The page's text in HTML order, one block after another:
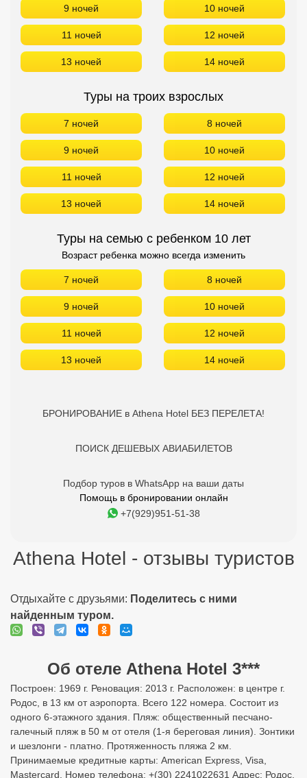
9 ночей 10 ночей
11 ночей 12 ночей
13 ночей 14 ночей
Туры на троих взрослых
7 ночей 8 ночей
9 ночей 10 ночей
11 ночей 12 ночей
13 ночей 14 ночей
Туры на семью с ребенком 10 лет
Возраст ребенка можно всегда изменить
7 ночей 8 ночей
9 ночей 10 ночей
11 ночей 12 ночей
13 ночей 14 ночей
БРОНИРОВАНИЕ в Athena Hotel БЕЗ ПЕРЕЛЕТА!
ПОИСК ДЕШЕВЫХ АВИАБИЛЕТОВ
Подбор туров в WhatsApp на ваши даты
Помощь в бронировании онлайн
+7(929)951-51-38
Athena Hotel - отзывы туристов
Отдыхайте с друзьями: Поделитесь с ними
найденным туром.
Об отеле Athena Hotel 3***
Построен: 1969 г. Реновация: 2013 г. Расположен: в центре г.
Родос, в 13 км от аэропорта. Всего 122 номера. Состоит из
одного 6-этажного здания. Пляж: общественный песчано-
галечный пляж в 50 м от отеля (1-я береговая линия). Зонтики
и шезлонги - платно. Протяженность пляжа 2 км.
Принимаемые кредитные карты: American Express, Visa,
Mastercard. Номер телефона: +(30) 2241022631 Адрес: Родос,